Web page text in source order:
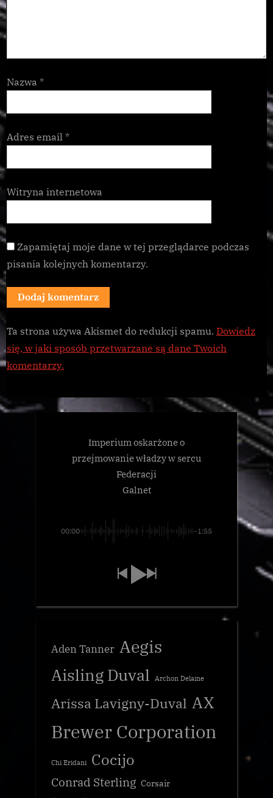
Nazwa *
Adres email *
Witryna internetowa
Zapamiętaj moje dane w tej przeglądarce podczas
pisania kolejnych komentarzy.
Ta strona używa Akismet do redukcji spamu. Dowiedz
się, w jaki sposób przetwarzane są dane Twoich
komentarzy.
Imperium oskarżone o
przejmowanie władzy w sercu
Federacji
Galnet
00:00 -1:55
Aden Tanner Aegis
Aisling Duval Archon Delaine
Arissa Lavigny-Duval AX
Brewer Corporation
Chi Eridani Cocijo
Conrad Sterling Corsair